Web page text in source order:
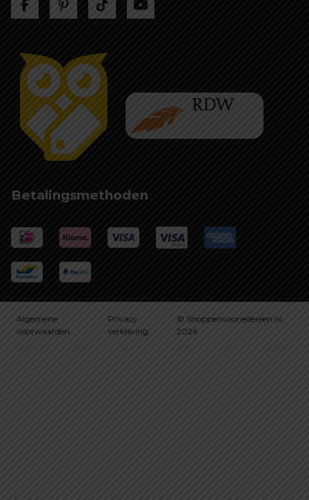
Betalingsmethoden
Algemene
voorwaarden
Privacy
verklaring
© Shoppenvooriedereen.nl
2026